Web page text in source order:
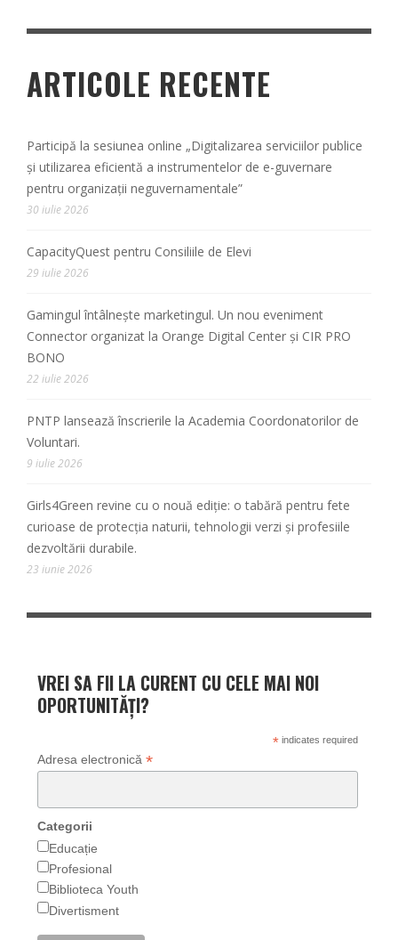
ARTICOLE RECENTE
Participă la sesiunea online „Digitalizarea serviciilor publice
și utilizarea eficientă a instrumentelor de e-guvernare
pentru organizații neguvernamentale”
30 iulie 2026
CapacityQuest pentru Consiliile de Elevi
29 iulie 2026
Gamingul întâlnește marketingul. Un nou eveniment
Connector organizat la Orange Digital Center și CIR PRO
BONO
22 iulie 2026
PNTP lansează înscrierile la Academia Coordonatorilor de
Voluntari.
9 iulie 2026
Girls4Green revine cu o nouă ediție: o tabără pentru fete
curioase de protecția naturii, tehnologii verzi și profesiile
dezvoltării durabile.
23 iunie 2026
VREI SA FII LA CURENT CU CELE MAI NOI
OPORTUNITĂȚI?
*indicates required
Adresa electronică *
Categorii
Educație
Profesional
Biblioteca Youth
Divertisment